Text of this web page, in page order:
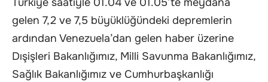
Türkiye saatiyle 01.04 ve 01.05’te meydana
gelen 7,2 ve 7,5 büyüklüğündeki depremlerin
ardından Venezuela’dan gelen haber üzerine
Dışişleri Bakanlığımız, Milli Savunma Bakanlığımız,
Sağlık Bakanlığımız ve Cumhurbaşkanlığı